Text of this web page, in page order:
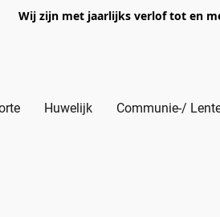
Wij zijn met jaarlijks verlof tot en
Huwelijk Communie-/